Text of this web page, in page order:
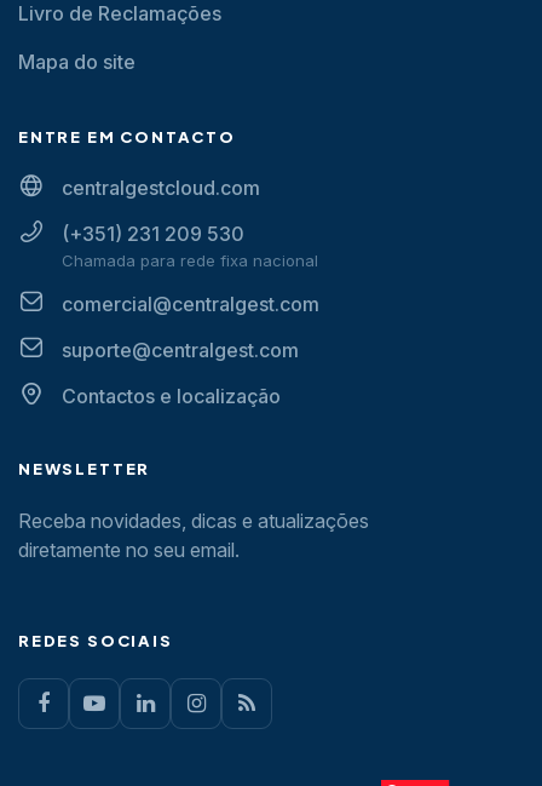
Livro de Reclamações
Mapa do site
ENTRE EM CONTACTO
centralgestcloud.com
(+351) 231 209 530
Chamada para rede fixa nacional
comercial@centralgest.com
suporte@centralgest.com
Contactos e localização
NEWSLETTER
Receba novidades, dicas e atualizações
diretamente no seu email.
REDES SOCIAIS